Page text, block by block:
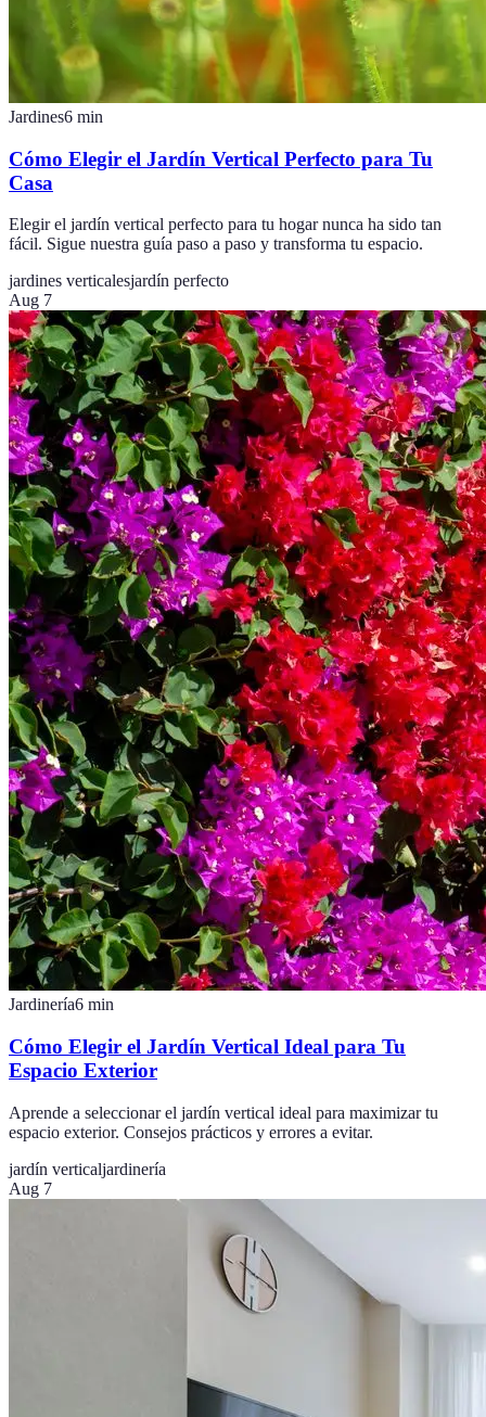
Jardines6 min
Cómo Elegir el Jardín Vertical Perfecto para Tu
Casa
Elegir el jardín vertical perfecto para tu hogar nunca ha sido tan
fácil. Sigue nuestra guía paso a paso y transforma tu espacio.
jardines verticalesjardín perfecto
Aug 7
Jardinería6 min
Cómo Elegir el Jardín Vertical Ideal para Tu
Espacio Exterior
Aprende a seleccionar el jardín vertical ideal para maximizar tu
espacio exterior. Consejos prácticos y errores a evitar.
jardín verticaljardinería
Aug 7